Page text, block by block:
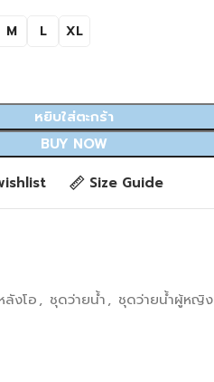
M L XL
หยิบใส่ตะกร้า
BUY NOW
Size Guide
งโอ, ชุดว่ายน้ำ, ชุดว่ายน้ำผู้หญิง